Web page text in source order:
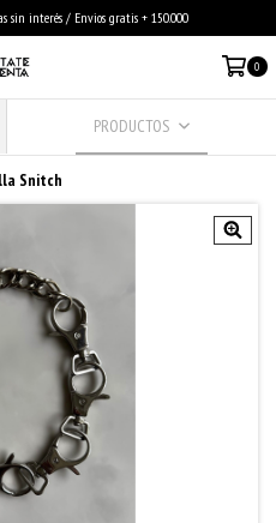
sin interés / Envios gratis + 150.000
0
PRODUCTOS
Snitch